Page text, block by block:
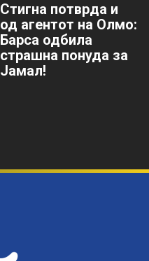
Стигна потврда и
од агентот на Олмо:
Барса одбила
страшна понуда за
Јамал!